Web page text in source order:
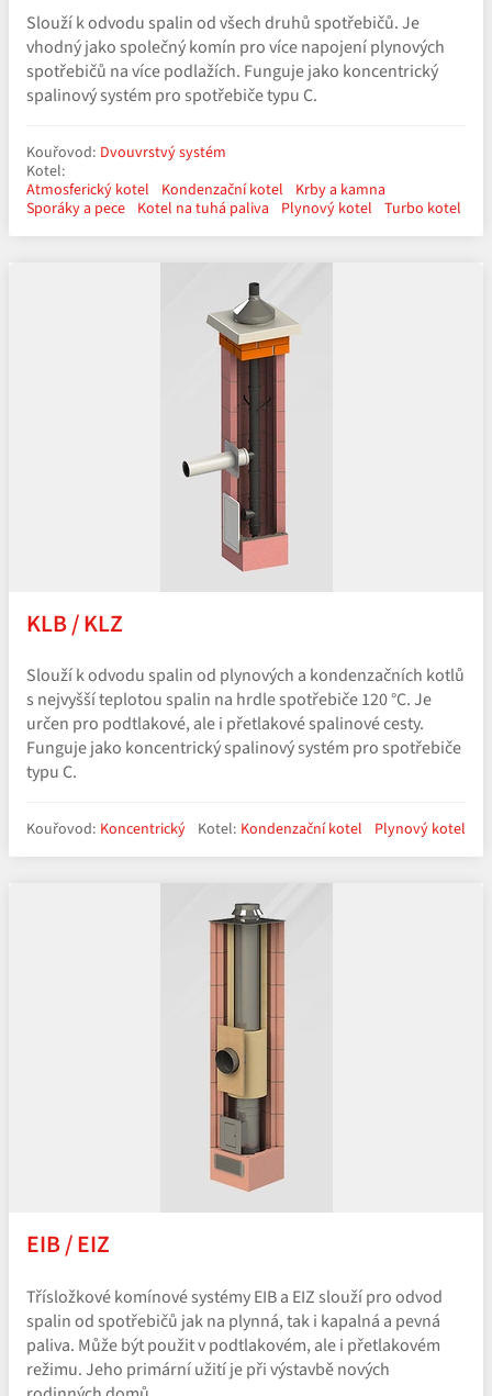
Slouží k odvodu spalin od všech druhů spotřebičů. Je
vhodný jako společný komín pro více napojení plynových
spotřebičů na více podlažích. Funguje jako koncentrický
spalinový systém pro spotřebiče typu C.
Kouřovod: Dvouvrstvý systém
Kotel:
Atmosferický kotel
Kondenzační kotel
Krby a kamna
Sporáky a pece Kotel na tuhá paliva Plynový kotel Turbo kotel
KLB / KLZ
Slouží k odvodu spalin od plynových a kondenzačních kotlů
s nejvyšší teplotou spalin na hrdle spotřebiče 120 °C. Je
určen pro podtlakové, ale i přetlakové spalinové cesty.
Funguje jako koncentrický spalinový systém pro spotřebiče
typu C.
Kouřovod: Koncentrický Kotel: Kondenzační kotel Plynový kotel
EIB / EIZ
Třísložkové komínové systémy EIB a EIZ slouží pro odvod
spalin od spotřebičů jak na plynná, tak i kapalná a pevná
paliva. Může být použit v podtlakovém, ale i přetlakovém
režimu. Jeho primární užití je při výstavbě nových